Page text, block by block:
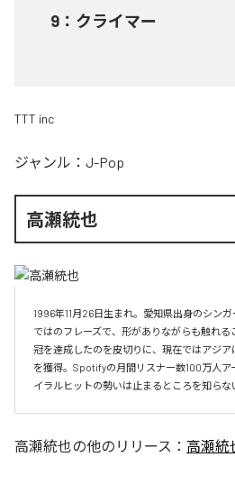
9 ： クライマー
TTT inc
ジャンル： J-Pop
高瀬統也
1996年11月26日生まれ。愛知県出身のシン
ではのフレーズで、形がありながらも触れ
冠を達成したのを皮切りに、現在ではアジ
を獲得。Spotifyの月間リスナー数100万人
イラルヒットの勢いは止まるところを知らな
高瀬統也の他のリリース： 高瀬統